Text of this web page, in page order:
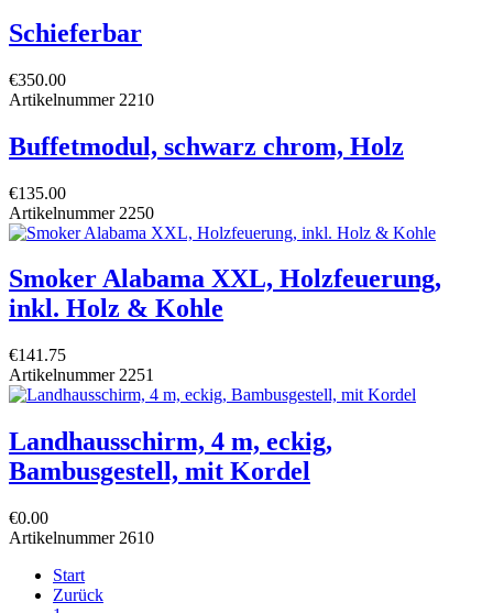
Schieferbar
€350.00
Artikelnummer 2210
Buffetmodul, schwarz chrom, Holz
€135.00
Artikelnummer 2250
Smoker Alabama XXL, Holzfeuerung,
inkl. Holz & Kohle
€141.75
Artikelnummer 2251
Landhausschirm, 4 m, eckig,
Bambusgestell, mit Kordel
€0.00
Artikelnummer 2610
Start
Zurück